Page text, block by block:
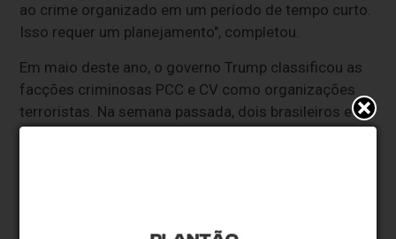
ao crime organizado em um período de tempo curto.
Isso requer um planejamento", completou.
Em maio deste ano, o governo Trump classificou as
facções criminosas PCC e CV como organizações
terroristas. Na semana passada, dois brasileiros e
três empresas foram
realizá-lo. Nos reservamos ao direito de reprovar ou eliminar